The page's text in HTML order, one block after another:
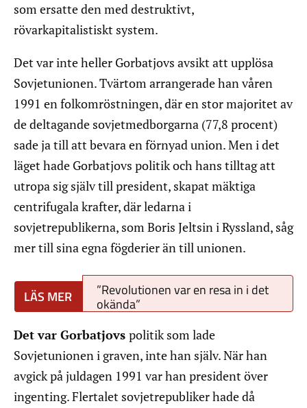
som ersatte den med destruktivt,
rövarkapitalistiskt system.
Det var inte heller Gorbatjovs avsikt att upplösa
Sovjetunionen. Tvärtom arrangerade han våren
1991 en folkomröstningen, där en stor majoritet av
de deltagande sovjetmedborgarna (77,8 procent)
sade ja till att bevara en förnyad union. Men i det
läget hade Gorbatjovs politik och hans tilltag att
utropa sig själv till president, skapat mäktiga
centrifugala krafter, där ledarna i
sovjetrepublikerna, som Boris Jeltsin i Ryssland, såg
mer till sina egna fögderier än till unionen.
”Revolutionen var en resa in i det
okända”
Det var Gorbatjovs politik som lade
Sovjetunionen i graven, inte han själv. När han
avgick på juldagen 1991 var han president över
ingenting. Flertalet sovjetrepubliker hade då